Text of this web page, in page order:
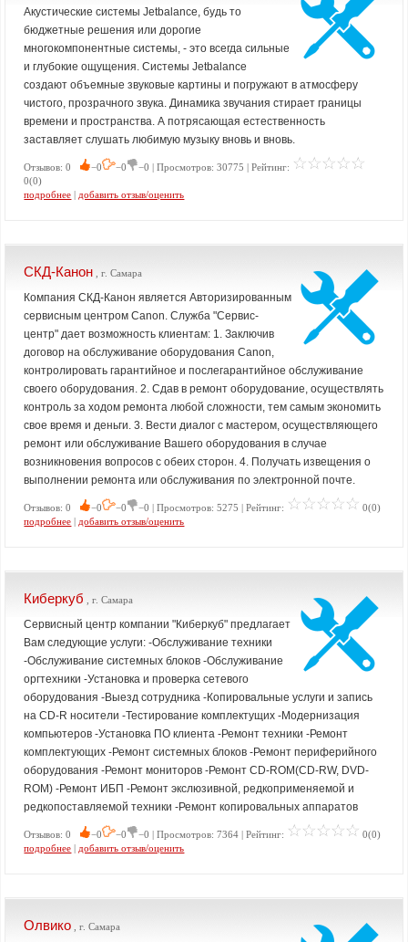
Акустические системы Jetbalance, будь то
бюджетные решения или дорогие
многокомпонентные системы, - это всегда сильные
и глубокие ощущения. Системы Jetbalance
создают объемные звуковые картины и погружают в атмосферу
чистого, прозрачного звука. Динамика звучания стирает границы
времени и пространства. А потрясающая естественность
заставляет слушать любимую музыку вновь и вновь.
Отзывов: 0 −0 −0
−0 | Просмотров: 30775 | Рейтинг:
0(0)
подробнее | добавить отзыв/оценить
СКД-Канон , г. Самара
Компания СКД-Канон является Авторизированным
сервисным центром Canon. Служба "Сервис-
центр" дает возможность клиентам: 1. Заключив
договор на обслуживание оборудования Canon,
контролировать гарантийное и послегарантийное обслуживание
своего оборудования. 2. Сдав в ремонт оборудование, осуществлять
контроль за ходом ремонта любой сложности, тем самым экономить
свое время и деньги. 3. Вести диалог с мастером, осуществляющего
ремонт или обслуживание Вашего оборудования в случае
возникновения вопросов с обеих сторон. 4. Получать извещения о
выполнении ремонта или обслуживания по электронной почте.
Отзывов: 0 −0 −0 −0 | Просмотров: 5275 | Рейтинг:
0(0)
подробнее | добавить отзыв/оценить
Киберкуб , г. Самара
Сервисный центр компании "Киберкуб" предлагает
Вам следующие услуги: -Обслуживание техники
-Обслуживание системных блоков -Обслуживание
оргтехники -Установка и проверка сетевого
оборудования -Выезд сотрудника -Копировальные услуги и запись
на CD-R носители -Тестирование комплектущих -Модернизация
компьютеров -Установка ПО клиента -Ремонт техники -Ремонт
комплектующих -Ремонт системных блоков -Ремонт периферийного
оборудования -Ремонт мониторов -Ремонт CD-ROM(CD-RW, DVD-
ROM) -Ремонт ИБП -Ремонт экслюзивной, редкоприменяемой и
редкопоставляемой техники -Ремонт копировальных аппаратов
Отзывов: 0 −0 −0 −0 | Просмотров: 7364 | Рейтинг:
0(0)
подробнее | добавить отзыв/оценить
Олвико , г. Самара